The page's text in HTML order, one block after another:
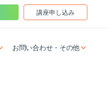
講座申し込み
お問い合わせ・その他